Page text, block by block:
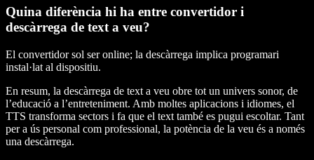
Quina diferència hi ha entre convertidor i
descàrrega de text a veu?
El convertidor sol ser online; la descàrrega implica programari
instal·lat al dispositiu.
En resum, la descàrrega de text a veu obre tot un univers sonor, de
l’educació a l’entreteniment. Amb moltes aplicacions i idiomes, el
TTS transforma sectors i fa que el text també es pugui escoltar. Tant
per a ús personal com professional, la potència de la veu és a només
una descàrrega.